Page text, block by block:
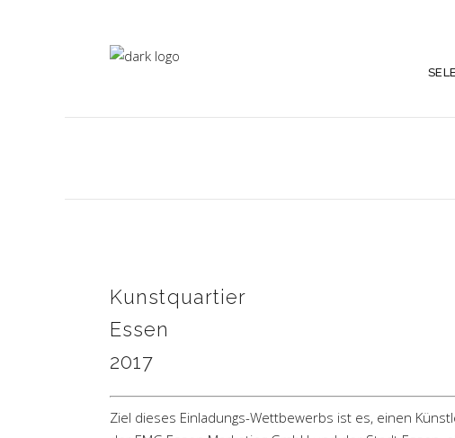
Kunstquartier
Essen
2017
Ziel dieses Einladungs-Wettbewerbs ist es, einen